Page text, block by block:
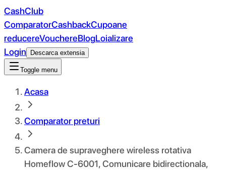
CashClub
ComparatorCashbackCupoane
reducereVouchereBlogLoializare
Login
Descarca extensia
Toggle menu
Acasa
Comparator preturi
Camera de supraveghere wireless rotativa
Homeflow C-6001, Comunicare bidirectionala,